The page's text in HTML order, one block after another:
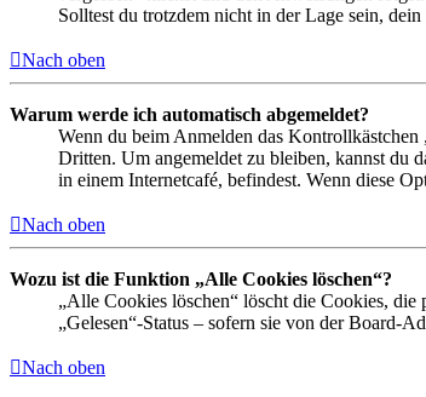
Solltest du trotzdem nicht in der Lage sein,
Nach oben
Warum werde ich automatisch abgemeldet?
Wenn du beim Anmelden das
Dritten. Um angemeldet zu bleiben, kannst du
in einem Internetcafé, befindest. Wenn diese
Nach oben
Wozu ist die Funktion „Alle Cookies löschen“?
„Alle Cookies löschen“ löscht die Cookies,
„Gelesen“-Status – sofern sie von der Board-
Nach oben